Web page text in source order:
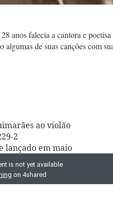
anos falecia a cantora e
algumas de suas canções com
ao violão
2
lançado em maio